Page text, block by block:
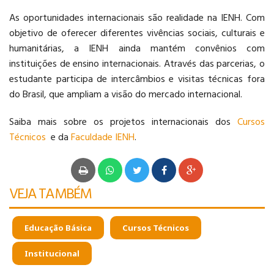
As oportunidades internacionais são realidade na IENH. Com
objetivo de oferecer diferentes vivências sociais, culturais e
humanitárias, a IENH ainda mantém convênios com
instituições de ensino internacionais. Através das parcerias, o
estudante participa de intercâmbios e visitas técnicas fora
do Brasil, que ampliam a visão do mercado internacional.
Saiba mais sobre os projetos internacionais dos Cursos
Técnicos e daFaculdade IENH.
VEJA TAMBÉM
Educação Básica Cursos Técnicos
Institucional